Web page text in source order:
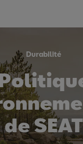
Durabilité
de SEAT